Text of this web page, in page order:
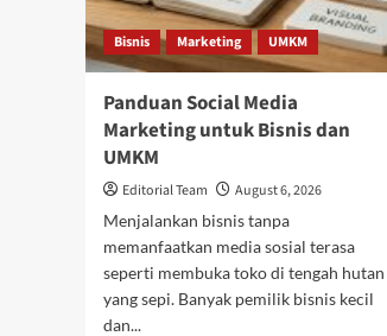
Bisnis Marketing UMKM
Panduan Social Media
Marketing untuk Bisnis dan
UMKM
Editorial Team
August 6, 2026
Menjalankan bisnis tanpa
memanfaatkan media sosial terasa
seperti membuka toko di tengah hutan
yang sepi. Banyak pemilik bisnis kecil
dan...